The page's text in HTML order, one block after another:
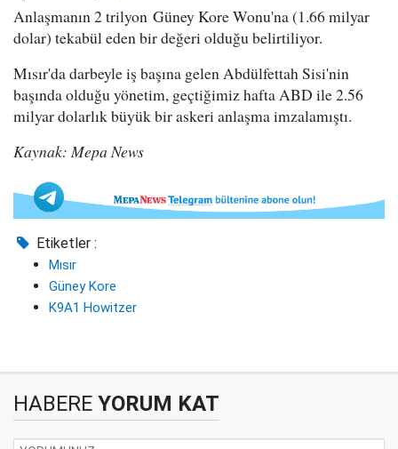
Anlaşmanın 2 trilyon Güney Kore Wonu'na (1.66 milyar
dolar) tekabül eden bir değeri olduğu belirtiliyor.
Mısır'da darbeyle iş başına gelen Abdülfettah Sisi'nin
başında olduğu yönetim, geçtiğimiz hafta ABD ile 2.56
milyar dolarlık büyük bir askeri anlaşma imzalamıştı.
Kaynak: Mepa News
Etiketler :
Mısır
Güney Kore
K9A1 Howitzer
HABERE YORUM KAT